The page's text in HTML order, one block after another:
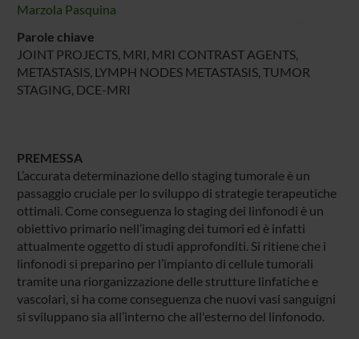
Marzola Pasquina
Parole chiave
JOINT PROJECTS, MRI, MRI CONTRAST AGENTS,
METASTASIS, LYMPH NODES METASTASIS, TUMOR
STAGING, DCE-MRI
PREMESSA
L’accurata determinazione dello staging tumorale è un
passaggio cruciale per lo sviluppo di strategie terapeutiche
ottimali. Come conseguenza lo staging dei linfonodi è un
obiettivo primario nell’imaging dei tumori ed è infatti
attualmente oggetto di studi approfonditi. Si ritiene che i
linfonodi si preparino per l’impianto di cellule tumorali
tramite una riorganizzazione delle strutture linfatiche e
vascolari, si ha come conseguenza che nuovi vasi sanguigni
si sviluppano sia all’interno che all'esterno del linfonodo.